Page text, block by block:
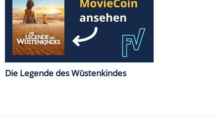
Die Legende des Wüstenkindes